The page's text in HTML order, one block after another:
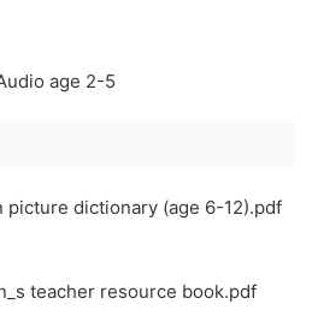
age 2-5
dictionary (age 6-12).pdf
teacher resource book.pdf